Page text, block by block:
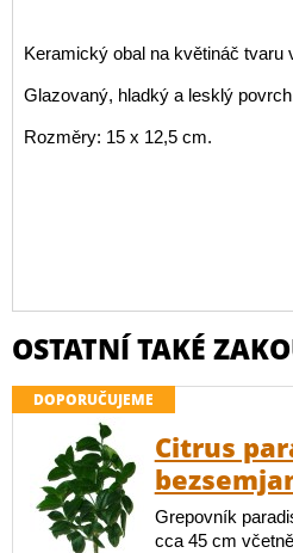
Keramický obal na květináč tvaru
Glazovaný, hladký a lesklý
Rozměry: 15 x 12,5
OSTATNÍ TAKÉ
DOPORUČUJEME
Citrus
Grepovník
cca 45 cm